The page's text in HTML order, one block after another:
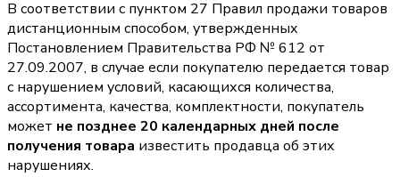
В соответствии с пунктом 27 Правил продажи товаров
дистанционным способом, утвержденных
Постановлением Правительства РФ № 612 от
27.09.2007, в случае если покупателю передается товар
с нарушением условий, касающихся количества,
ассортимента, качества, комплектности, покупатель
может не позднее 20 календарных дней после
получения товара известить продавца об этих
нарушениях.